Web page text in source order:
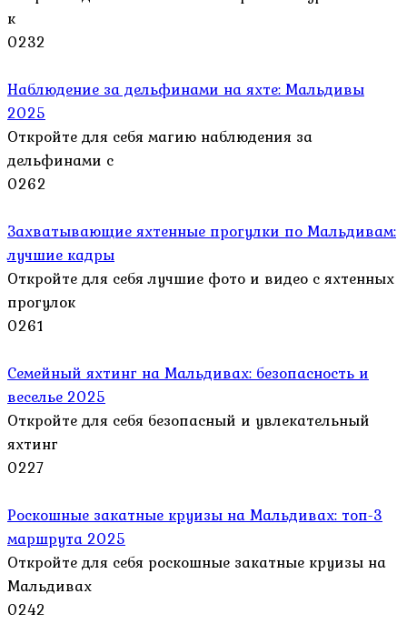
к
0232
Наблюдение за дельфинами на яхте: Мальдивы
2025
Откройте для себя магию наблюдения за
дельфинами с
0262
Захватывающие яхтенные прогулки по Мальдивам:
лучшие кадры
Откройте для себя лучшие фото и видео с яхтенных
прогулок
0261
Семейный яхтинг на Мальдивах: безопасность и
веселье 2025
Откройте для себя безопасный и увлекательный
яхтинг
0227
Роскошные закатные круизы на Мальдивах: топ-3
маршрута 2025
Откройте для себя роскошные закатные круизы на
Мальдивах
0242